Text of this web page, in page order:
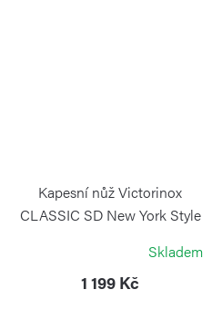
Kapesní nůž Victorinox
CLASSIC SD New York Style
Skladem
1 199 Kč